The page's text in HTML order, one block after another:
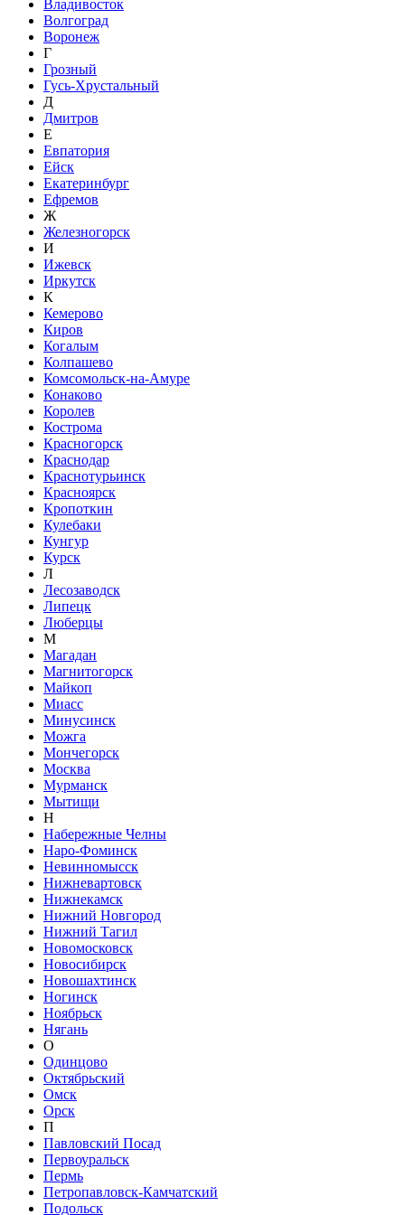
Владивосток
Волгоград
Воронеж
Г
Грозный
Гусь-Хрустальный
Д
Дмитров
Е
Евпатория
Ейск
Екатеринбург
Ефремов
Ж
Железногорск
И
Ижевск
Иркутск
К
Кемерово
Киров
Когалым
Колпашево
Комсомольск-на-Амуре
Конаково
Королев
Кострома
Красногорск
Краснодар
Краснотурьинск
Красноярск
Кропоткин
Кулебаки
Кунгур
Курск
Л
Лесозаводск
Липецк
Люберцы
М
Магадан
Магнитогорск
Майкоп
Миасс
Минусинск
Можга
Мончегорск
Москва
Мурманск
Мытищи
Н
Набережные Челны
Наро-Фоминск
Невинномысск
Нижневартовск
Нижнекамск
Нижний Новгород
Нижний Тагил
Новомосковск
Новосибирск
Новошахтинск
Ногинск
Ноябрьск
Нягань
О
Одинцово
Октябрьский
Омск
Орск
П
Павловский Посад
Первоуральск
Пермь
Петропавловск-Камчатский
Подольск